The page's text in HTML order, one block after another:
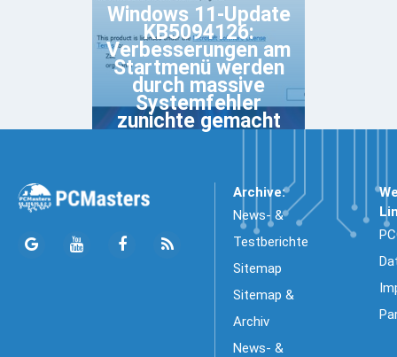
Windows 11-Update
KB5094126:
Verbesserungen am
Startmenü werden
durch massive
Systemfehler
zunichte gemacht
Archive:
News- &
Testberichte
Sitemap
Sitemap &
Archiv
News- &